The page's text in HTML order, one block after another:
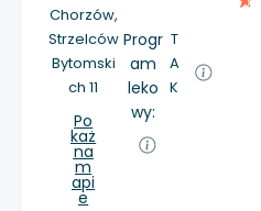
Chorzów,
Strzelców
Bytomski
ch 11
Po
każ
na
m
api
e
Progr
am
leko
wy:
T
A
K